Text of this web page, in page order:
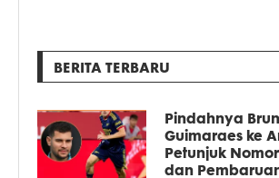
BERITA TERBARU
Pindahnya
Guimaraes ke
Petunjuk
dan